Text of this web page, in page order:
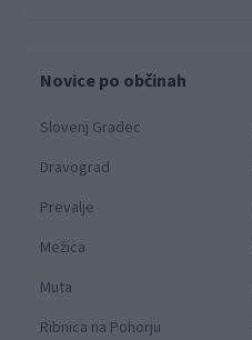
Novice po občinah
Slovenj Gradec
Dravograd
Prevalje
Mežica
Muta
Ribnica na Pohorju